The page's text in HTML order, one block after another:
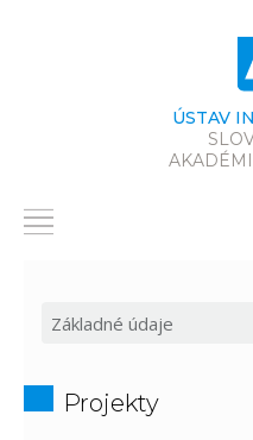
ÚSTAV
Projekty